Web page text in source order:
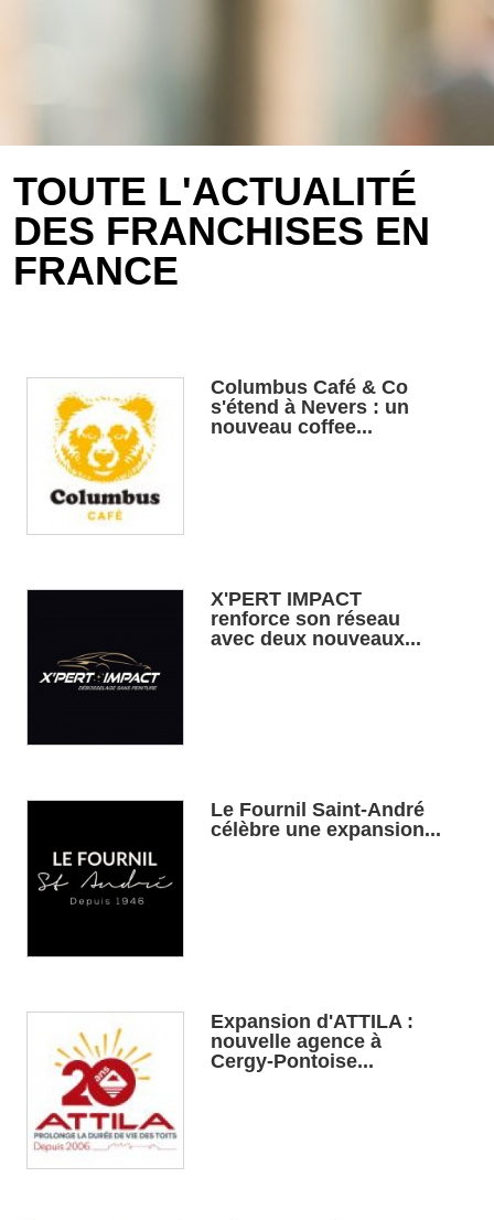
TOUTE L'ACTUALITÉ
DES FRANCHISES EN
FRANCE
Columbus Café & Co
s'étend à Nevers : un
nouveau coffee...
X'PERT IMPACT
renforce son réseau
avec deux nouveaux...
Le Fournil Saint-André
célèbre une expansion...
Expansion d'ATTILA :
nouvelle agence à
Cergy-Pontoise...